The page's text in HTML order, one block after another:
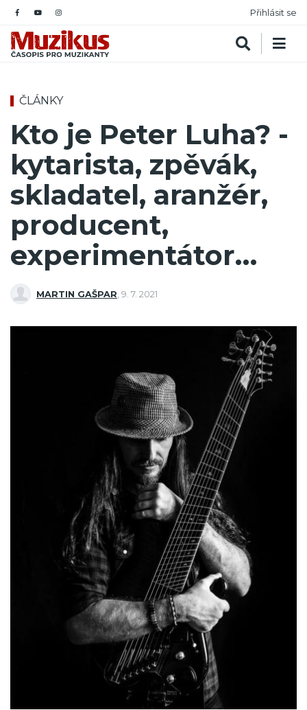
Přihlásit se
ČLÁNKY
Kto je Peter Luha? -
kytarista, zpěvák,
skladatel, aranžér,
producent,
experimentátor…
MARTIN GAŠPAR 9. 7. 2021